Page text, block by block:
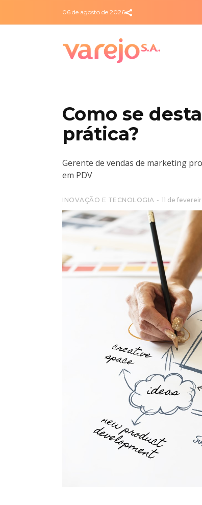
06 de agosto de 2026
Como se
prática?
Gerente de vendas de marketing
em PDV
INOVAÇÃO E TECNOLOGIA 11 de